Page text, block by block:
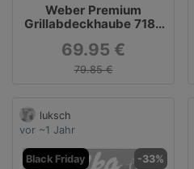
Weber Premium
Grillabdeckhaube 7183
300er Modelle
69.95 €
79.85 €
luksch
vor ~1 Jahr
Black Friday -33%